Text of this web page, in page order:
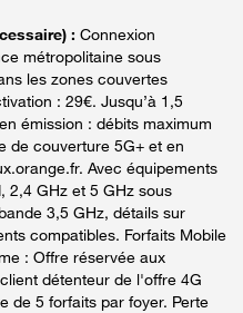
: Connexion
métropolitaine sous
les zones couvertes
: 29€. Jusqu’à 1,5
émission : débits maximum
de couverture 5G+ et en
Avec équipements
2,4 GHz et 5 GHz sous
3,5 GHz, détails sur
compatibles. Forfaits Mobile
: Offre réservée aux
détenteur de l'offre 4G
de 5 forfaits par foyer. Perte